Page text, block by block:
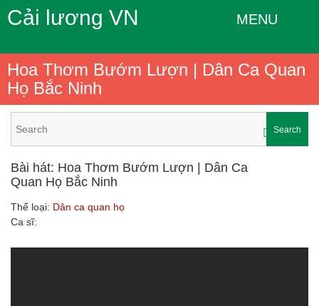
Cải lương VN MENU
Hoa Thơm Bướm Lượn | Dân Ca Quan
Họ Bắc Ninh
Search
Bài hát: Hoa Thơm Bướm Lượn | Dân Ca
Quan Họ Bắc Ninh
Thể loại: Dân ca quan họ
Ca sĩ: